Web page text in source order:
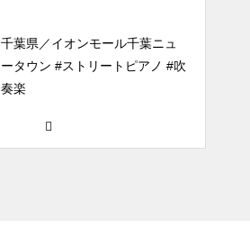
千葉県／イオンモール千葉ニュ
ータウン #ストリートピアノ #吹
奏楽
#tiktok #shorts #shortsdaily #sh